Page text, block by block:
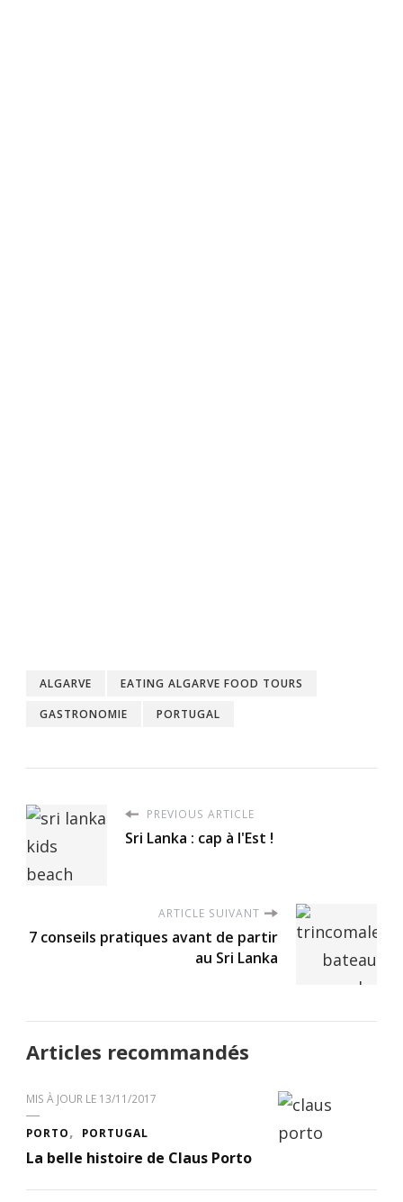
ALGARVE
EATING ALGARVE FOOD TOURS
GASTRONOMIE
PORTUGAL
PREVIOUS ARTICLE
Sri Lanka : cap à l'Est !
ARTICLE SUIVANT
7 conseils pratiques avant de partir
au Sri Lanka
Articles recommandés
MIS À JOUR LE 13/11/2017
PORTO PORTUGAL
La belle histoire de Claus Porto